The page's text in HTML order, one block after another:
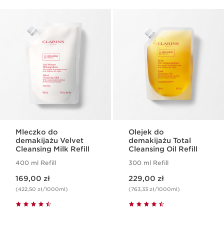
Mleczko do
demakijażu Velvet
Cleansing Milk Refill
400 ml Refill
169,00 zł
(422,50 zł/1000ml)
Olejek do
demakijażu Total
Cleansing Oil Refill
300 ml Refill
229,00 zł
(763,33 zł/1000ml)